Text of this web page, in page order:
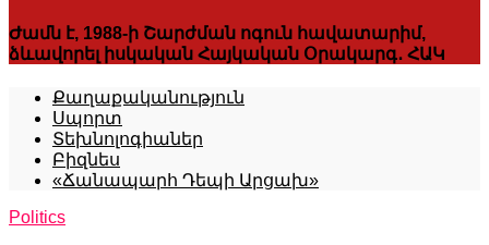
Ժամն է, 1988-ի Շարժման ոգուն հավատարիմ,
ձևավորել իսկական Հայկական Օրակարգ․ ՀԱԿ
Քաղաքականություն
Սպորտ
Տեխնոլոգիաներ
Բիզնես
«Ճանապարհ Դեպի Արցախ»
Politics